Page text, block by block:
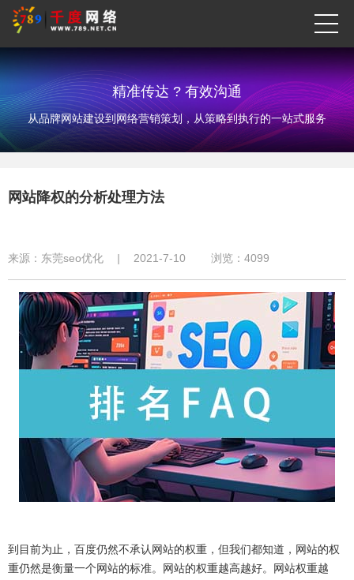
精准传达 ? 有效沟通
从品牌网站建设到网络营销策划，从策略到执行的一站式服务
网站降权的分析处理方法
来源： 东莞seo优化 | 2021-7-10 浏览： 4099
到目前为止，百度仍然不承认网站的权重，但我们都知道，网站的权
重仍然是衡量一个网站的标准。网站的权重越高越好。网站权重越